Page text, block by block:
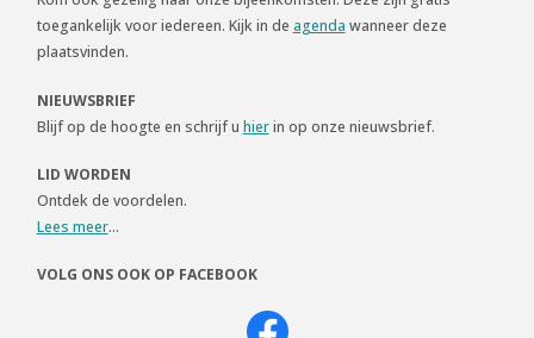
toegankelijk voor iedereen. Kijk in de agenda wanneer deze
plaatsvinden.
NIEUWSBRIEF
Blijf op de hoogte en schrijf u hierin op onze nieuwsbrief.
LID WORDEN
Ontdek de voordelen.
Lees meer...
VOLG ONS OOK OP FACEBOOK